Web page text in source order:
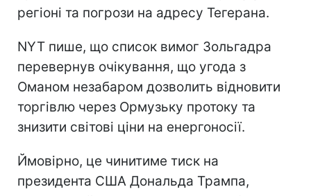
регіоні та погрози на адресу Тегерана.
NYT пише, що список вимог Зольгадра
перевернув очікування, що угода з
Оманом незабаром дозволить відновити
торгівлю через Ормузьку протоку та
знизити світові ціни на енергоносії.
Ймовірно, це чинитиме тиск на
президента США Дональда Трампа,